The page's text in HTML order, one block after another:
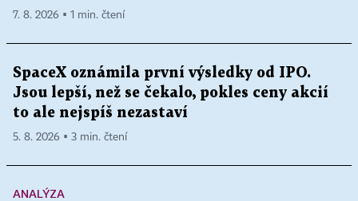
7. 8. 2026 ▪ 1 min. čtení
SpaceX oznámila první výsledky od IPO.
Jsou lepší, než se čekalo, pokles ceny akcií
to ale nejspíš nezastaví
5. 8. 2026 ▪ 3 min. čtení
ANALÝZA